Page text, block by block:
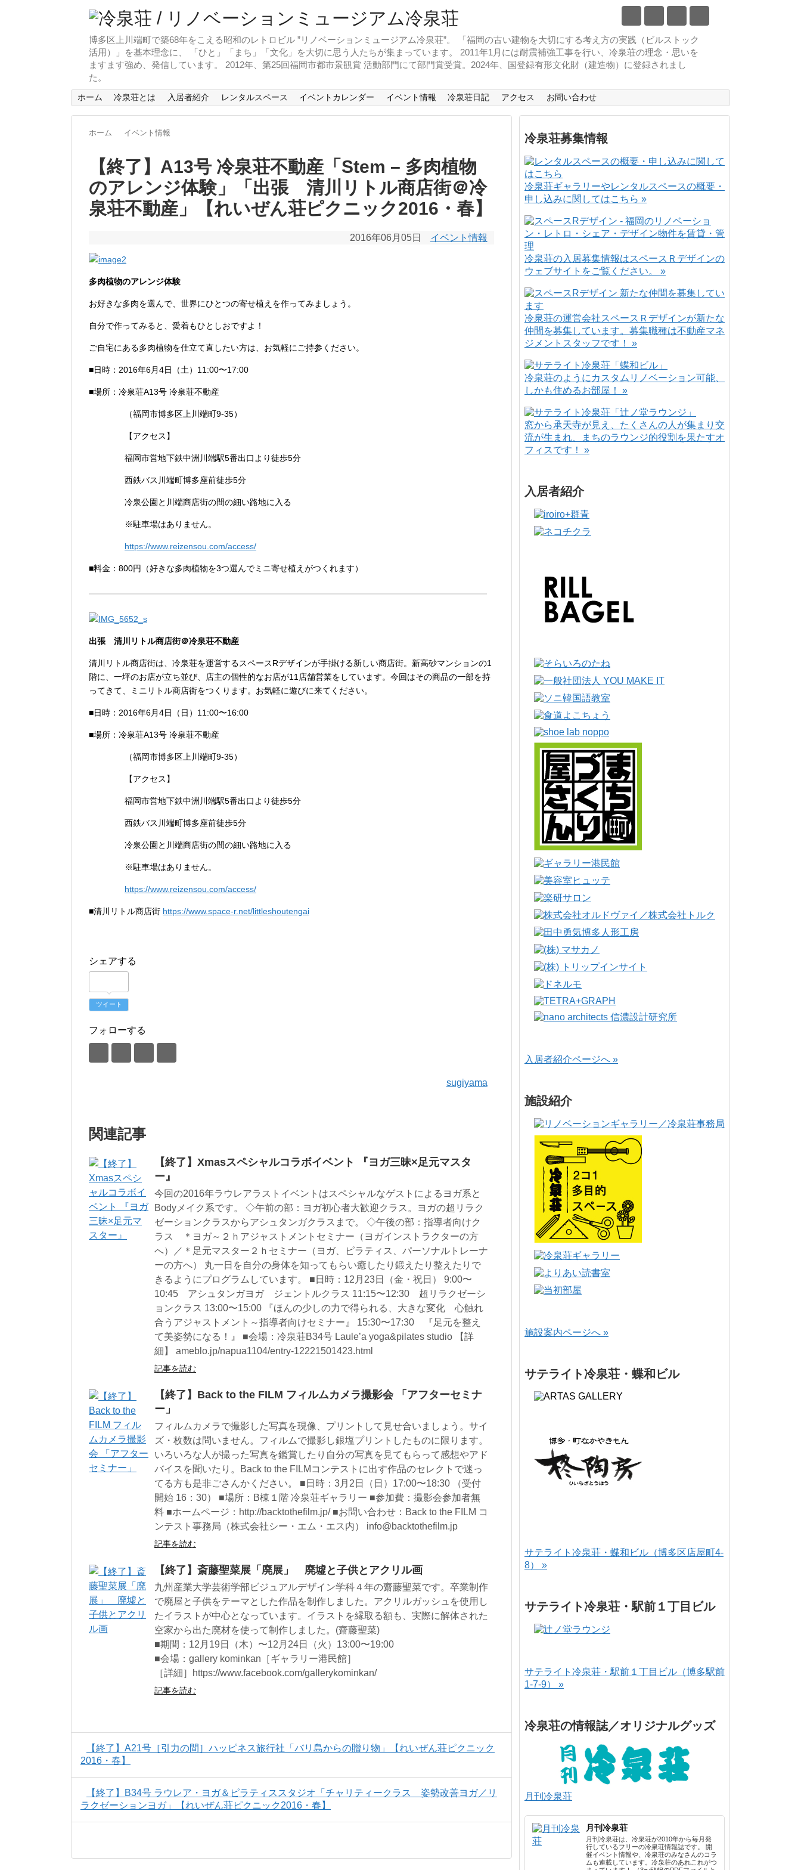
博多区上川端町で築68年をこえる昭和のレトロビル ”リノベーションミュージアム冷泉荘”。 「福岡の古い建物を大切にする考え方の実践（ビルストック
活用）」を基本理念に、 「ひと」「まち」「文化」を大切に思う人たちが集まっています。 2011年1月には耐震補強工事を行い、冷泉荘の理念・思いを
ますます強め、発信しています。 2012年、第25回福岡市都市景観賞 活動部門にて部門賞受賞。2024年、国登録有形文化財（建造物）に登録されまし
た。
ホーム 冷泉荘とは 入居者紹介 レンタルスペース イベントカレンダー イベント情報 冷泉荘日記 アクセス お問い合わせ
ホーム イベント情報
【終了】A13号 冷泉荘不動産「Stem – 多肉植物
のアレンジ体験」「出張 清川リトル商店街＠冷
泉荘不動産」【れいぜん荘ピクニック2016・春】
2016年06月05日 イベント情報
多肉植物のアレンジ体験
お好きな多肉を選んで、世界にひとつの寄せ植えを作ってみましょう。
自分で作ってみると、愛着もひとしおですよ！
ご自宅にある多肉植物を仕立て直したい方は、お気軽にご持参ください。
■日時：2016年6月4日（土）11:00〜17:00
■場所：冷泉荘A13号 冷泉荘不動産
（福岡市博多区上川端町9-35）
【アクセス】
福岡市営地下鉄中洲川端駅5番出口より徒歩5分
西鉄バス川端町博多座前徒歩5分
冷泉公園と川端商店街の間の細い路地に入る
※駐車場はありません。
https://www.reizensou.com/access/
■料金：800円（好きな多肉植物を3つ選んでミニ寄せ植えがつくれます）
出張 清川リトル商店街＠冷泉荘不動産
清川リトル商店街は、冷泉荘を運営するスペースRデザインが手掛ける新しい商店街。新高砂マンションの1
階に、一坪のお店が立ち並び、店主の個性的なお店が11店舗営業をしています。今回はその商品の一部を持
ってきて、ミニリトル商店街をつくります。お気軽に遊びに来てください。
■日時：2016年6月4日（日）11:00〜16:00
■場所：冷泉荘A13号 冷泉荘不動産
（福岡市博多区上川端町9-35）
【アクセス】
福岡市営地下鉄中洲川端駅5番出口より徒歩5分
西鉄バス川端町博多座前徒歩5分
冷泉公園と川端商店街の間の細い路地に入る
※駐車場はありません。
https://www.reizensou.com/access/
■清川リトル商店街 https://www.space-r.net/littleshoutengai
シェアする
ツイート
フォローする
sugiyama
関連記事
【終了】Xmasスペシャルコラボイベント 『ヨガ三昧×足元マスタ
ー』
今回の2016年ラウレアラストイベントはスペシャルなゲストによるヨガ系と
Bodyメイク系です。 ◇午前の部：ヨガ初心者大歓迎クラス。ヨガの超リラク
ゼーションクラスからアシュタンガクラスまで。 ◇午後の部：指導者向けク
ラス ＊ヨガ～２ｈアジャストメントセミナー（ヨガインストラクターの方
へ）／＊足元マスター２ｈセミナー（ヨガ、ピラティス、パーソナルトレーナ
ーの方へ） 丸一日を自分の身体を知ってもらい癒したり鍛えたり整えたりで
きるようにプログラムしています。 ■日時：12月23日（金・祝日） 9:00〜
10:45 アシュタンガヨガ ジェントルクラス 11:15〜12:30 超リラクゼーシ
ョンクラス 13:00〜15:00 『ほんの少しの力で得られる、大きな変化 心触れ
合うアジャストメント～指導者向けセミナー』 15:30〜17:30 『足元を整え
て美姿勢になる！』 ■会場：冷泉荘B34号 Laule’a yoga&pilates studio 【詳
細】 ameblo.jp/napua1104/entry-12221501423.html
記事を読む
【終了】Back to the FILM フィルムカメラ撮影会 「アフターセミナ
ー」
フィルムカメラで撮影した写真を現像、プリントして見せ合いましょう。サイ
ズ・枚数は問いません。フィルムで撮影し銀塩プリントしたものに限ります。
いろいろな人が撮った写真を鑑賞したり自分の写真を見てもらって感想やアド
バイスを聞いたり。Back to the FILMコンテストに出す作品のセレクトで迷っ
てる方も是非ごさんかください。 ■日時：3月2日（日）17:00〜18:30 （受付
開始 16：30） ■場所：B棟１階 冷泉荘ギャラリー ■参加費：撮影会参加者無
料 ■ホームページ：http://backtothefilm.jp/ ■お問い合わせ：Back to the FILM コ
ンテスト事務局（株式会社シー・エム・エス内） info@backtothefilm.jp
記事を読む
【終了】斎藤聖菜展「廃展」 廃墟と子供とアクリル画
九州産業大学芸術学部ビジュアルデザイン学科４年の齋藤聖菜です。卒業制作
で廃屋と子供をテーマとした作品を制作しました。アクリルガッシュを使用し
たイラストが中心となっています。イラストを縁取る額も、実際に解体された
空家から出た廃材を使って制作しました。(齋藤聖菜)
■期間：12月19日（木）〜12月24日（火）13:00〜19:00
■会場：gallery kominkan［ギャラリー港民館］
［詳細］https://www.facebook.com/gallerykominkan/
記事を読む
【終了】A21号［引力の間］ハッピネス旅行社「バリ島からの贈り物」【れいぜん荘ピクニック
2016・春】
【終了】B34号 ラウレア・ヨガ＆ピラティススタジオ「チャリティークラス 姿勢改善ヨガ／リ
ラクゼーションヨガ」【れいぜん荘ピクニック2016・春】
冷泉荘募集情報
冷泉荘ギャラリーやレンタルスペースの概要・
申し込みに関してはこちら »
冷泉荘の入居募集情報はスペースＲデザインの
ウェブサイトをご覧ください。 »
冷泉荘の運営会社スペースＲデザインが新たな
仲間を募集しています。募集職種は不動産マネ
ジメントスタッフです！ »
冷泉荘のようにカスタムリノベーション可能、
しかも住めるお部屋！ »
窓から承天寺が見え、たくさんの人が集まり交
流が生まれ、まちのラウンジ的役割を果たすオ
フィスです！ »
入居者紹介
入居者紹介ページへ »
施設紹介
施設案内ページへ »
サテライト冷泉荘・蝶和ビル
サテライト冷泉荘・蝶和ビル（博多区店屋町4-
8） »
サテライト冷泉荘・駅前１丁目ビル
サテライト冷泉荘・駅前１丁目ビル（博多駅前
1-7-9） »
冷泉荘の情報誌／オリジナルグッズ
月刊冷泉荘
月刊冷泉荘
月刊冷泉荘は、冷泉荘が2010年から毎月発
行しているフリーの冷泉荘情報誌です。 開
催イベント情報や、冷泉荘のみなさんのコラ
ムも連載しています。冷泉荘のあれこれがつ